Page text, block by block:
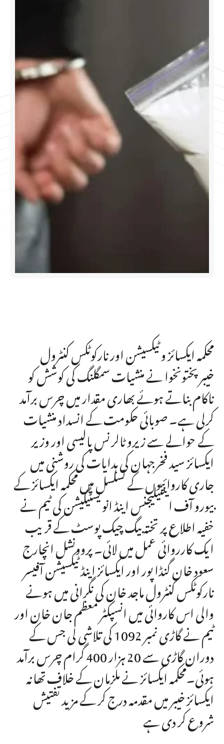
محکمہ ایکسائز و ٹیکسیشن اور نارکوٹکس کنٹرول
خیبرپختونخوا نے منشیات سمگلنگ کی کوشش کو
ناکام بناتے ہوئے بھاری مقدار میں چرس برآمد
کرلی ہے۔ صوبائی حکومت کے انسداد منشیات
کے حوالے سے زیرو ٹالرنس پالیسی اور وزیر
ایکسائز سید فخرجہان کی ہدایات کی روشنی میں
جاری کاروائیوں کے تسلسل میں محکمہ ایکسائز کے
بیورو آف اینٹیلیجنس اینڈ انویسٹیگیشن کی ٹیم نے
خفیہ اطلاع پر تختہ بیگ چیک پوسٹ کے قریب
ایک کارروائی عمل میں لائی۔ پروونشل انچارج
سعود خان گنڈا پور اور ایکسائز اینڈ ٹیکسیشن آفیسر
نارکوٹکس کنٹرول ماجد خان کی نگرانی میں ہونے
والی اس کاروائی میں انسپکٹر معظم جان خان اور
ٹیم نے گاڑی نمبر 1092 کی تلاشی لی جس کے
دوران گاڑی سے 20 ہزار 400 گرام چرس برآمد
ہوئی۔محکمہ ایکسائز نے ملزمان کے خلاف تھانہ
ایکسائز خیبر میں مقدمہ درج کر کے مزید تفتیش
شروع کر دی ہے